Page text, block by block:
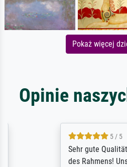
Pokaż więcej
Opinie
5 / 5
Sehr gute Qualität des
des Rahmens! Unser Bild